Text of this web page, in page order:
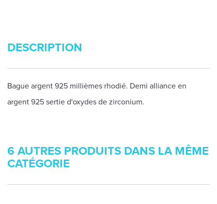
DESCRIPTION
Bague argent 925 millièmes rhodié. Demi alliance en
argent 925 sertie d'oxydes de zirconium.
6 AUTRES PRODUITS DANS LA MÊME
CATÉGORIE